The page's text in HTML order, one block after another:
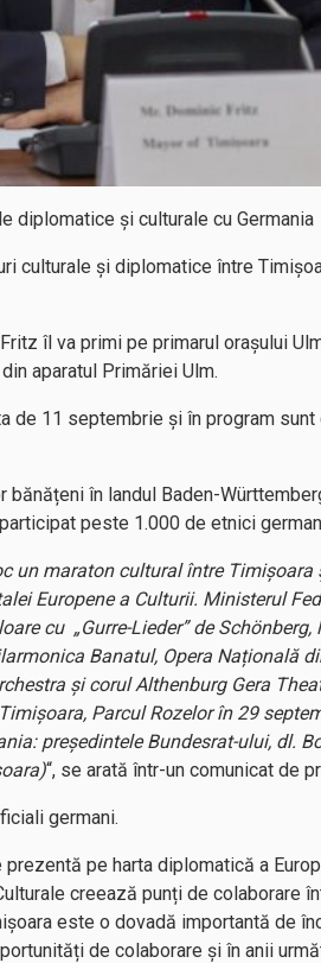
diplomatice și culturale cu Germania
culturale și diplomatice între
îl va primi pe primarul orașului
aparatul Primăriei Ulm.
de 11 septembrie și în program
în landul Baden-
peste 1.000 de etnici
un maraton cultural între
Europene a Culturii. Ministerul
cu „Gurre-Lieder” de
Banatul, Opera Națională
și corul Althenburg Gera
Parcul Rozelor în 29
președintele Bundesrat-ului, dl.
“, se arată într-un comunicat de
germani.
pe harta diplomatică a
creează punți de colaborare
este o dovadă importantă de
de colaborare și în anii